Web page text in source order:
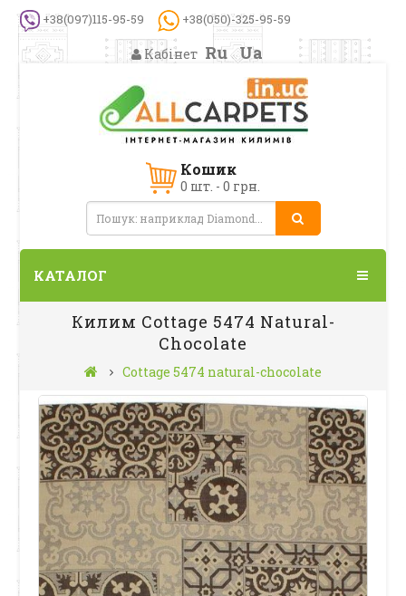
+38(097)115-95-59 +38(050)-325-95-59
Кабінет Ru Ua
Кошик
0 шт. - 0 грн.
КАТАЛОГ
Килим Cottage 5474 Natural-
Chocolate
Cottage 5474 natural-chocolate